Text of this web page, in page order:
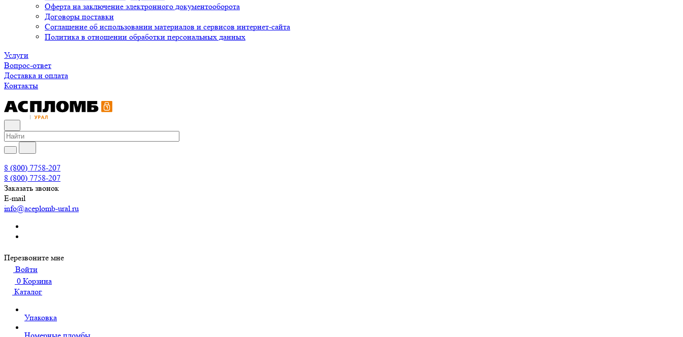
Оферта на заключение электронного документооборота
Договоры поставки
Соглашение об использовании материалов и сервисов интернет-сайта
Политика в отношении обработки персональных данных
Услуги
Вопрос-ответ
Доставка и оплата
Контакты
8 (800) 7758-207
8 (800) 7758-207
Заказать звонок
E-mail
info@aceplomb-ural.ru
Перезвоните мне
Войти
0 Корзина
Каталог
Упаковка